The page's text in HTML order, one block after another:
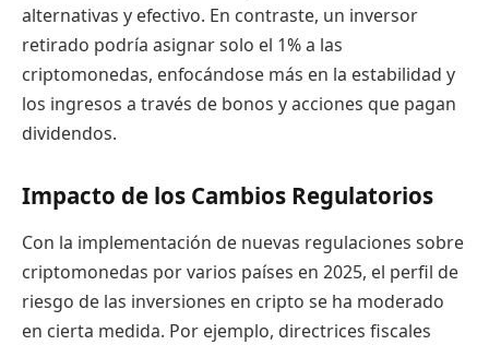
alternativas y efectivo. En contraste, un inversor
retirado podría asignar solo el 1% a las
criptomonedas, enfocándose más en la estabilidad y
los ingresos a través de bonos y acciones que pagan
dividendos.
Impacto de los Cambios Regulatorios
Con la implementación de nuevas regulaciones sobre
criptomonedas por varios países en 2025, el perfil de
riesgo de las inversiones en cripto se ha moderado
en cierta medida. Por ejemplo, directrices fiscales